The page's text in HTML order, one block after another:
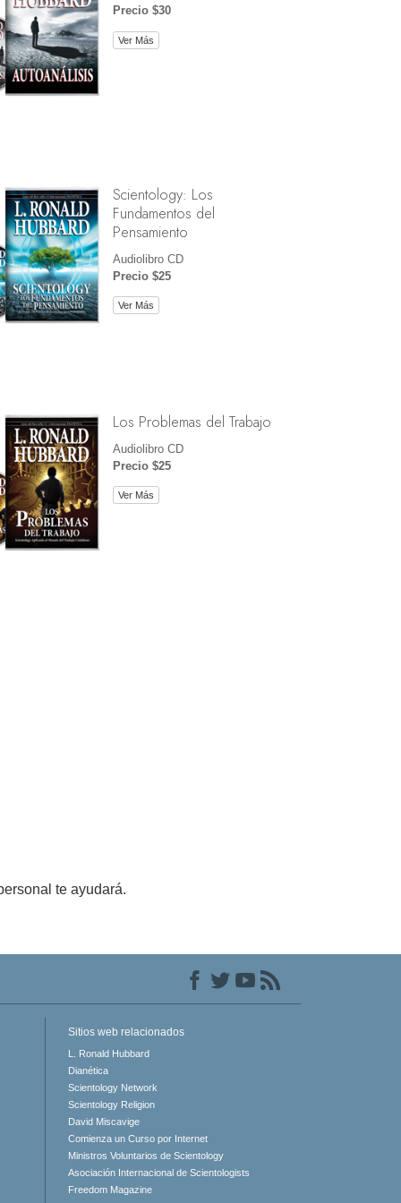
Precio $30
Ver Más
Scientology: Los
Fundamentos del
Pensamiento
Audiolibro CD
Precio $25
Ver Más
Los Problemas del Trabajo
Audiolibro CD
Precio $25
Ver Más
te ayudará.
Sitios web relacionados
L. Ronald Hubbard
Dianética
Scientology Network
Scientology Religion
David Miscavige
Comienza un Curso por Internet
Ministros Voluntarios de Scientology
Asociación Internacional de Scientologists
Freedom Magazine